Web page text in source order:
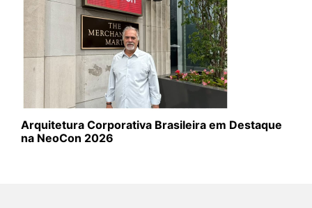
Arquitetura Corporativa Brasileira em Destaque
na NeoCon 2026